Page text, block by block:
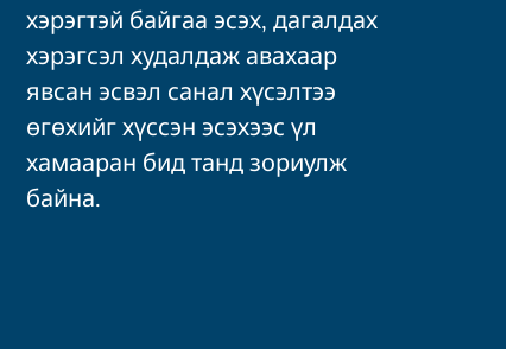
хэрэгтэй байгаа эсэх, дагалдах
хэрэгсэл худалдаж авахаар
явсан эсвэл санал хүсэлтээ
өгөхийг хүссэн эсэхээс үл
хамааран бид танд зориулж
байна.